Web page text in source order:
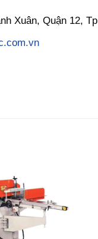
Xuân, Quận 12,